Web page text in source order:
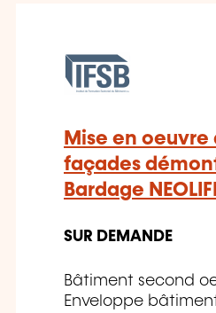
Mise en oeuvre
façades
Bardage
SUR DEMANDE
Bâtiment second
Enveloppe